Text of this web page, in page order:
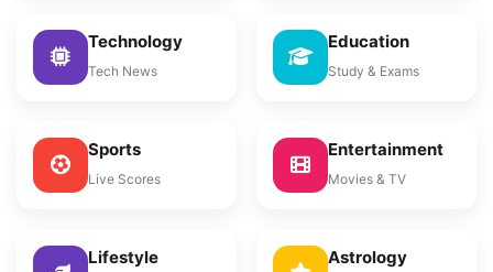
Technology
Tech News
Education
Study & Exams
Sports
Live Scores
Entertainment
Movies & TV
Lifestyle Astrology